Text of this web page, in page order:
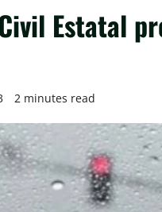
Estatal
2 minutes read